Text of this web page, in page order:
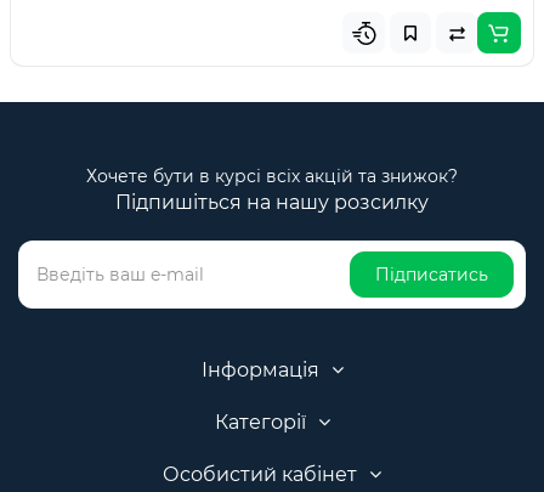
Хочете бути в курсі всіх акцій та знижок?
Підпишіться на нашу розсилку
Підписатись
Інформація
Категорії
Особистий кабінет